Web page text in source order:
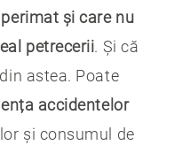
și care nu
petrecerii. Și că
astea. Poate
accidentelor
și consumul de